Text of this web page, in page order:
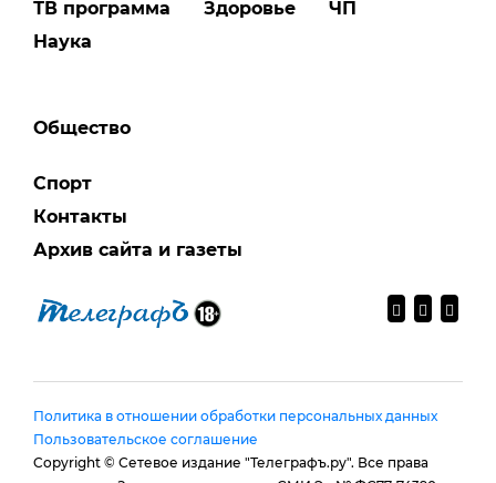
ТВ программа
Наука
Здоровье
ЧП
Общество
Спорт
Контакты
Архив сайта и газеты
Политика в отношении обработки персональных данных
Пользовательское соглашение
Copyright © Сетевое издание "Телеграфъ.ру". Все права